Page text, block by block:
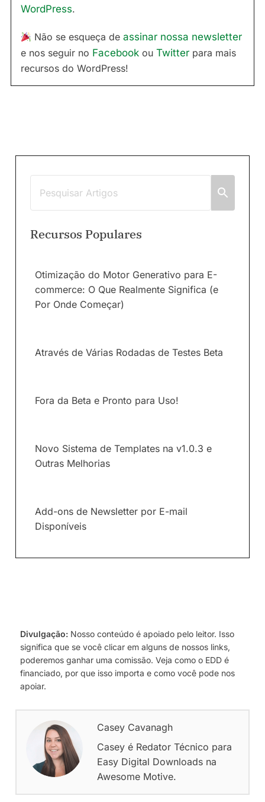
WordPress.
Não se esqueça deassinar nossa newsletter
e nos seguir no Facebook ou Twitter para mais
recursos do WordPress!
Recursos Populares
Otimização do Motor Generativo para E-
commerce: O Que Realmente Significa (e
Por Onde Começar)
Através de Várias Rodadas de Testes Beta
Fora da Beta e Pronto para Uso!
Novo Sistema de Templates na v1.0.3 e
Outras Melhorias
Add-ons de Newsletter por E-mail
Disponíveis
Divulgação: Nosso conteúdo é apoiado pelo leitor. Isso
significa que se você clicar em alguns de nossos links,
poderemos ganhar uma comissão. Veja como o EDD é
financiado, por que isso importa e como você pode nos
apoiar.
Casey Cavanagh
Casey é Redator Técnico para
Easy Digital Downloads na
Awesome Motive.